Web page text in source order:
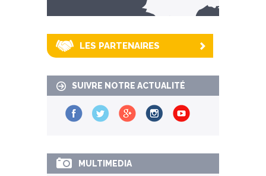
km alentour
LES PARTENAIRES
SUIVRE NOTRE ACTUALITÉ
MULTIMEDIA